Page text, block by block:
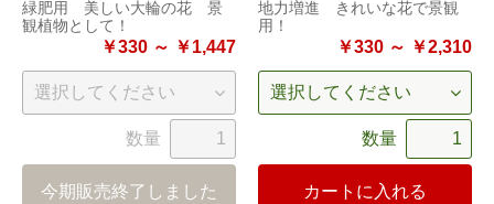
緑肥用 美しい大輪の花 景
観植物として！
￥330 ～ ￥1,447
数量
今期販売終了しました
地力増進 きれいな花で景観
用！
￥330 ～ ￥2,310
数量
カートに入れる